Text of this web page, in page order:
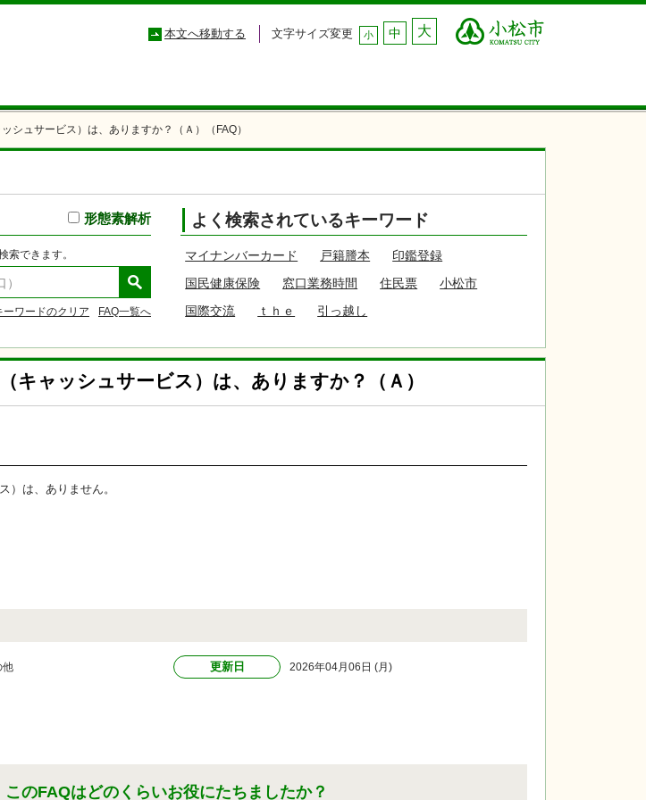
本文へ移動する 文字サイズ変更 小 中 大
シュサービス）は、ありますか？（Ａ）（FAQ）
形態素解析
索できます。
ーワードのクリア FAQ一覧へ
よく検索されているキーワード
マイナンバーカード 戸籍謄本
印鑑登録
国民健康保険
窓口業務時間 住民票
小松市
国際交流
ｔｈｅ 引っ越し
キャッシュサービス）は、ありますか？（Ａ）
）は、ありません。
他 更新日 2026年04月06日 (月)
このFAQはどのくらいお役にたちましたか？